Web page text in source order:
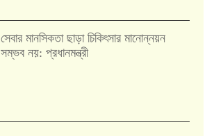
সেবার মানসিকতা ছাড়া চিকিৎসার মানোন্নয়ন
সম্ভব নয়: প্রধানমন্ত্রী